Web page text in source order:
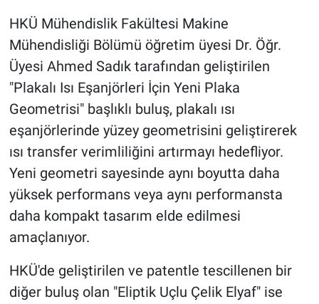
HKÜ Mühendislik Fakültesi Makine
Mühendisliği Bölümü öğretim üyesi Dr. Öğr.
Üyesi Ahmed Sadık tarafından geliştirilen
"Plakalı Isı Eşanjörleri İçin Yeni Plaka
Geometrisi" başlıklı buluş, plakalı ısı
eşanjörlerinde yüzey geometrisini geliştirerek
ısı transfer verimliliğini artırmayı hedefliyor.
Yeni geometri sayesinde aynı boyutta daha
yüksek performans veya aynı performansta
daha kompakt tasarım elde edilmesi
amaçlanıyor.
HKÜ'de geliştirilen ve patentle tescillenen bir
diğer buluş olan "Eliptik Uçlu Çelik Elyaf" ise